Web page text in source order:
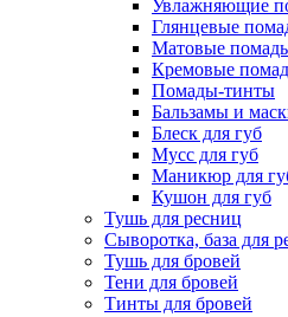
Увлажняющие
Глянцевые
Матовые
Кремовые
Помады-тинты
Бальзамы и
Блеск для губ
Мусс для губ
Маникюр для
Кушон для губ
Тушь для ресниц
Сыворотка, база для
Тушь для бровей
Тени для бровей
Тинты для бровей